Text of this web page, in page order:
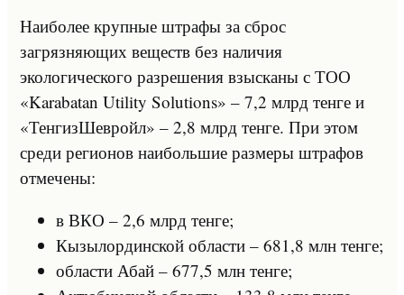
Наиболее крупные штрафы за сброс
загрязняющих веществ без наличия
экологического разрешения взысканы с ТОО
«Karabatan Utility Solutions» – 7,2 млрд тенге и
«ТенгизШевройл» – 2,8 млрд тенге. При этом
среди регионов наибольшие размеры штрафов
отмечены:
в ВКО – 2,6 млрд тенге;
Кызылординской области – 681,8 млн тенге;
области Абай – 677,5 млн тенге;